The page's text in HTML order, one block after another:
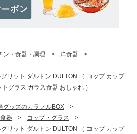
ン・食器・調理 > 洋食器
>
リット ダルトン DULTON （ コップ カップ
グラス ガラス食器 おしゃれ ）
グッズのカラフルBOX
>
器 > コップ・グラス
>
リット ダルトン DULTON （ コップ カップ